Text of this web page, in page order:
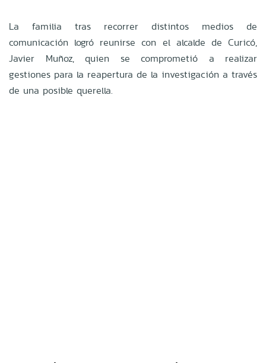
La familia tras recorrer distintos medios de
comunicación logró reunirse con el alcalde de Curicó,
Javier Muñoz, quien se comprometió a realizar
gestiones para la reapertura de la investigación a través
de una posible querella.